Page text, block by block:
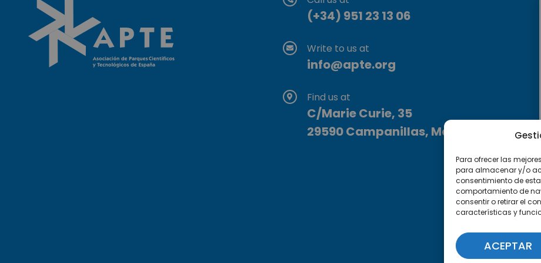
Para ofrecer las
para almacenar y/o
consentimiento de
comportamiento de
consentir o retirar el
características y
ACEPTAR
(+34) 951 23 13 06
Write to us at
info@apte.org
Find us at
C/Marie Curie, 35
29590 Campanillas, Málaga